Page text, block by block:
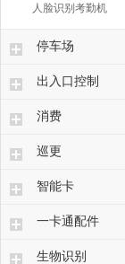
人脸识别考勤机
停车场
出入口控制
消费
巡更
智能卡
一卡通配件
生物识别